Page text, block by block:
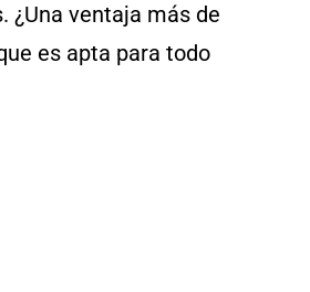
¿Una ventaja más de
es apta para todo